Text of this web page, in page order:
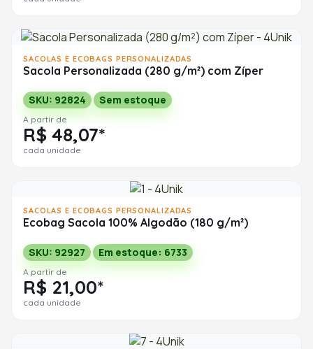
SACOLAS E ECOBAGS PERSONALIZADAS
Sacola Personalizada (280 g/m²) com Zíper
SKU: 92824 Sem estoque
A partir de
R$ 48,07*
cada unidade
SACOLAS E ECOBAGS PERSONALIZADAS
Ecobag Sacola 100% Algodão (180 g/m²)
SKU: 92927 Em estoque: 6733
A partir de
R$ 21,00*
cada unidade